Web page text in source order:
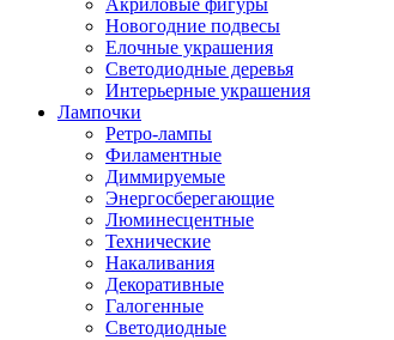
Акриловые фигуры
Новогодние подвесы
Елочные украшения
Светодиодные деревья
Интерьерные украшения
Лампочки
Ретро-лампы
Филаментные
Диммируемые
Энергосберегающие
Люминесцентные
Технические
Накаливания
Декоративные
Галогенные
Светодиодные